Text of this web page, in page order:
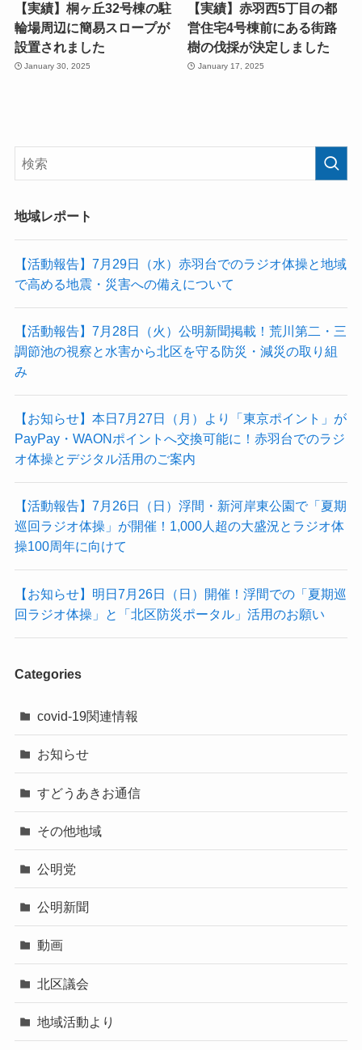
【実績】桐ヶ丘32号棟の駐
輪場周辺に簡易スロープが
設置されました
January 30, 2025
【実績】赤羽西5丁目の都
営住宅4号棟前にある街路
樹の伐採が決定しました
January 17, 2025
地域レポート
【活動報告】7月29日（水）赤羽台でのラジオ体操と地域
で高める地震・災害への備えについて
【活動報告】7月28日（火）公明新聞掲載！荒川第二・三
調節池の視察と水害から北区を守る防災・減災の取り組
み
【お知らせ】本日7月27日（月）より「東京ポイント」が
PayPay・WAONポイントへ交換可能に！赤羽台でのラジ
オ体操とデジタル活用のご案内
【活動報告】7月26日（日）浮間・新河岸東公園で「夏期
巡回ラジオ体操」が開催！1,000人超の大盛況とラジオ体
操100周年に向けて
【お知らせ】明日7月26日（日）開催！浮間での「夏期巡
回ラジオ体操」と「北区防災ポータル」活用のお願い
Categories
covid-19関連情報
お知らせ
すどうあきお通信
その他地域
公明党
公明新聞
動画
北区議会
地域活動より